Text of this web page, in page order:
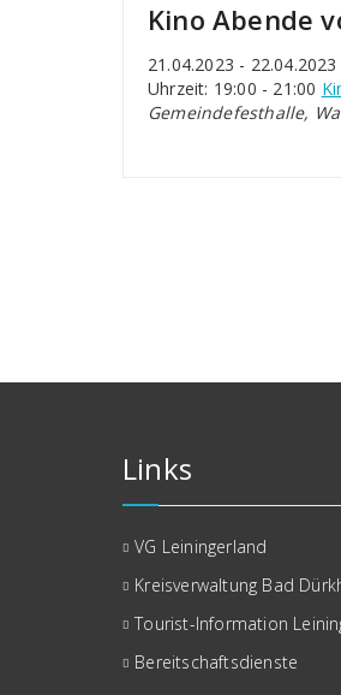
Kino Abende
21.04.2023 - 22.04.2023
Uhrzeit: 19:00 - 21:00
Gemeindefesthalle,
Links
VG Leiningerland
Kreisverwaltung Bad
Tourist-Information
Bereitschaftsdienste